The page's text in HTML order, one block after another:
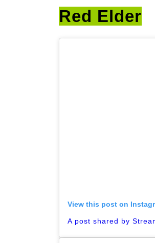
Red Elder
View this post on